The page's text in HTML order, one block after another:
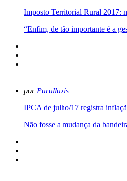
Imposto Territorial Rural 2017:
“Enfim, de tão importante é a
por Parallaxis
IPCA de julho/17 registra
Não fosse a mudança da